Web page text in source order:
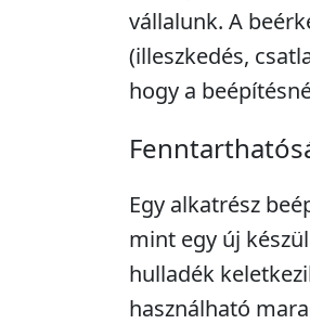
vállalunk. A
(illeszkedés,
hogy a
Egy alkatrész
mint egy új
hulladék
használható